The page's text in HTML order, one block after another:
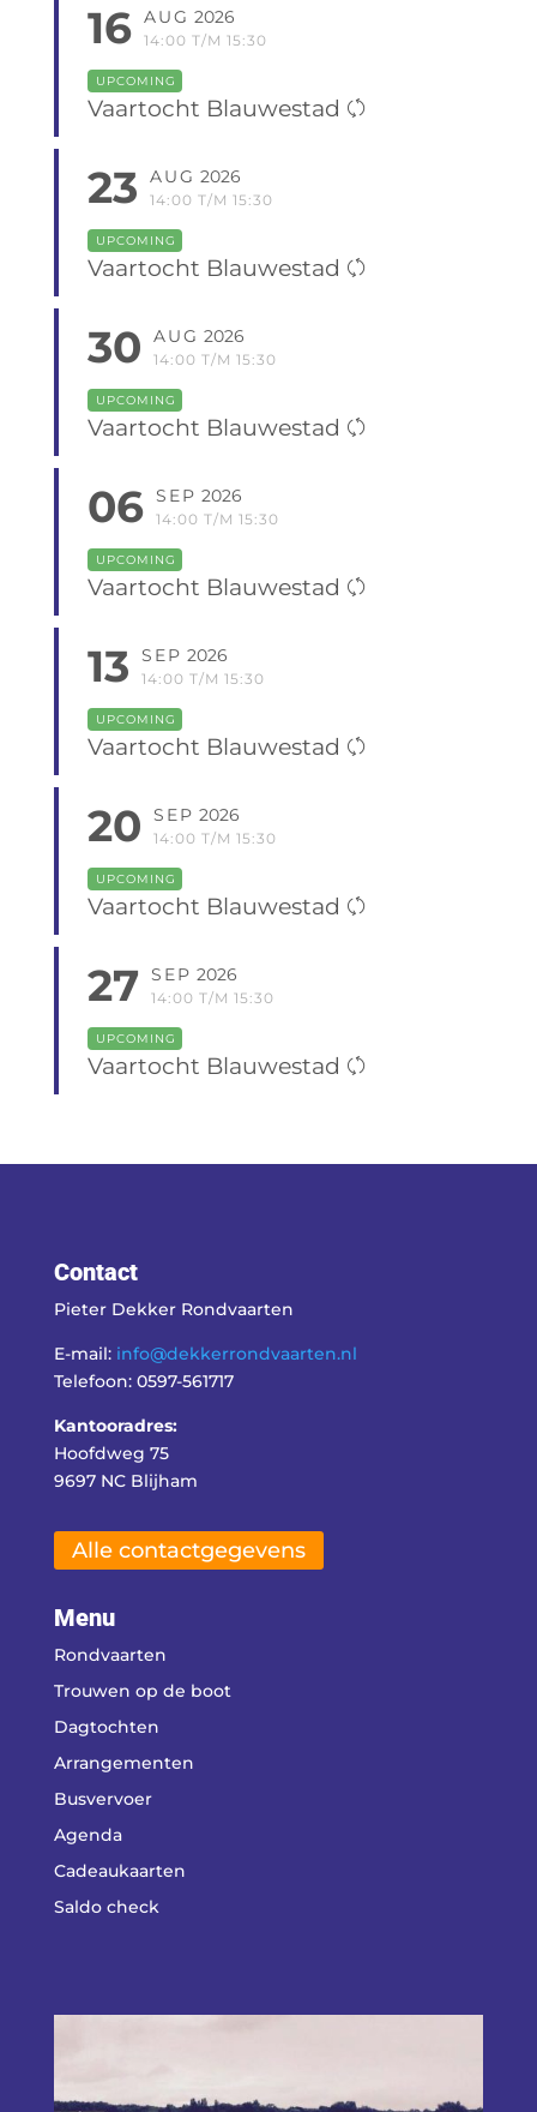
16 AUG 2026
14:00 T/M 15:30
UPCOMING
Vaartocht Blauwestad
23 AUG 2026
14:00 T/M 15:30
UPCOMING
Vaartocht Blauwestad
30 AUG 2026
14:00 T/M 15:30
UPCOMING
Vaartocht Blauwestad
06 SEP 2026
14:00 T/M 15:30
UPCOMING
Vaartocht Blauwestad
13 SEP 2026
14:00 T/M 15:30
UPCOMING
Vaartocht Blauwestad
20 SEP 2026
14:00 T/M 15:30
UPCOMING
Vaartocht Blauwestad
27 SEP 2026
14:00 T/M 15:30
UPCOMING
Vaartocht Blauwestad
Contact
Pieter Dekker Rondvaarten
E-mail: info@dekkerrondvaarten.nl
Telefoon: 0597-561717
Kantooradres:
Hoofdweg 75
9697 NC Blijham
Alle contactgegevens
Menu
Rondvaarten
Trouwen op de boot
Dagtochten
Arrangementen
Busvervoer
Agenda
Cadeaukaarten
Saldo check